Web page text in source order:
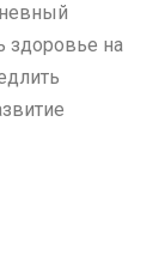
здоровье на